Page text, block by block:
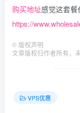
购买地址感觉这套餐
https://
© 版权声明
文章版权归作者所有，
VPS优惠